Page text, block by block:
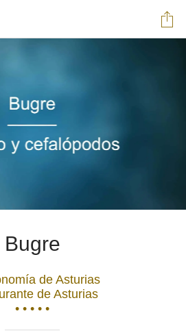
Bugre
de Asturias
de Asturias
• • • • •